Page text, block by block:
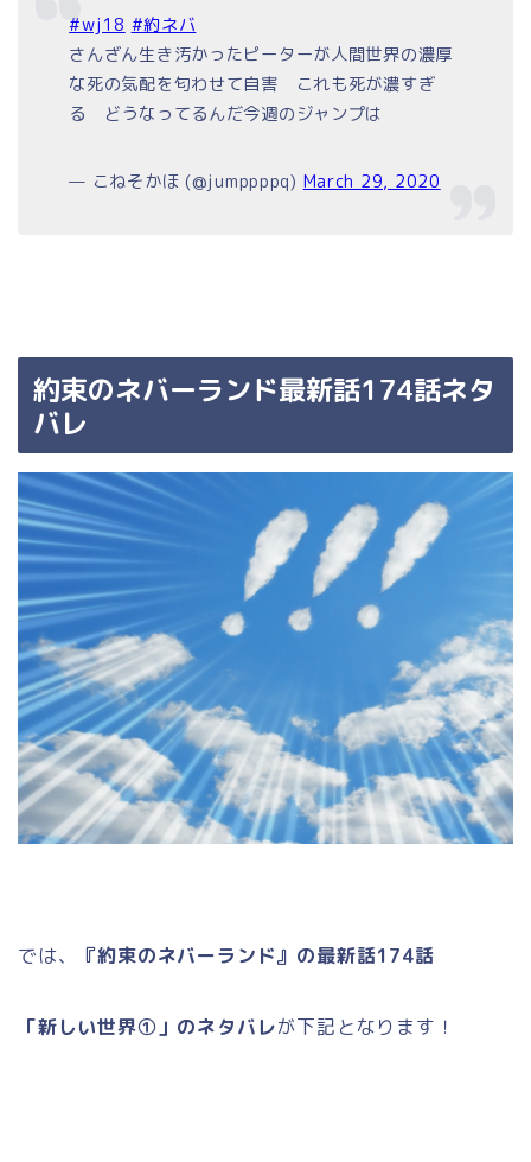
#wj18 #約ネバ
さんざん生き汚かったピーターが人間世界の濃厚
な死の気配を匂わせて自害 これも死が濃すぎ
る どうなってるんだ今週のジャンプは
— こねそかほ (@jumppppq) March 29, 2020
約束のネバーランド最新話174話ネタ
バレ
では、 『約束のネバーランド』の最新話174話
「新しい世界①」のネタバレが下記となります！